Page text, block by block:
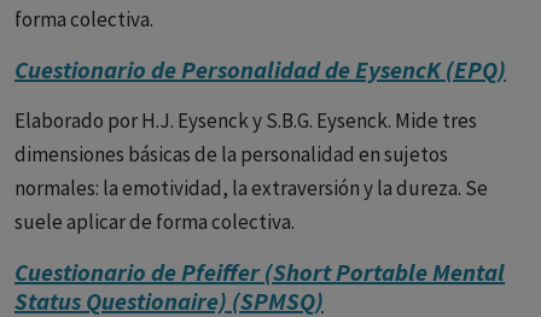
forma colectiva.
Cuestionario de Personalidad de EysencK (EPQ)
Elaborado por H.J. Eysenck y S.B.G. Eysenck. Mide tres
dimensiones básicas de la personalidad en sujetos
normales: la emotividad, la extraversión y la dureza. Se
suele aplicar de forma colectiva.
Cuestionario de Pfeiffer (Short Portable Mental
Status Questionaire) (SPMSQ)